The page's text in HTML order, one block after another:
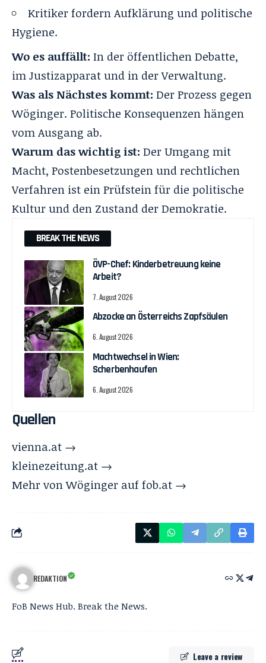
Kritiker fordern Aufklärung und politische
Hygiene.
Wo es auffällt: In der öffentlichen Debatte,
im Justizapparat und in der Verwaltung.
Was als Nächstes kommt: Der Prozess gegen
Wöginger. Politische Konsequenzen hängen
vom Ausgang ab.
Warum das wichtig ist: Der Umgang mit
Macht, Postenbesetzungen und rechtlichen
Verfahren ist ein Prüfstein für die politische
Kultur und den Zustand der Demokratie.
BREAK THE NEWS
ÖVP-Chef: Kinderbetreuung keine
Arbeit?
7. August 2026
Abzocke an Österreichs Zapfsäulen
6. August 2026
Machtwechsel in Wien:
Scherbenhaufen
6. August 2026
Quellen
vienna.at →
kleinezeitung.at →
Mehr von Wöginger auf fob.at →
REDAKTION
FoB News Hub. Break the News.
Leave a review